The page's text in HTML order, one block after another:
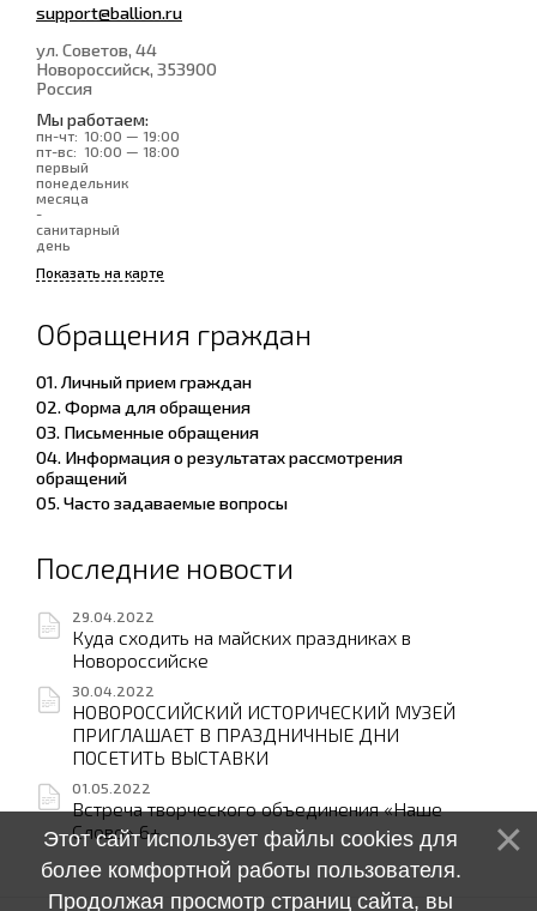
support@ballion.ru
ул. Советов, 44
Новороссийск, 353900
Россия
Мы работаем:
пн-чт: 10:00 — 19:00
пт-вс: 10:00 — 18:00
первый
понедельник
месяца
-
санитарный
день
Показать на карте
Обращения граждан
01. Личный прием граждан
02. Форма для обращения
03. Письменные обращения
04. Информация о результатах рассмотрения
обращений
05. Часто задаваемые вопросы
Последние новости
29.04.2022
Куда сходить на майских праздниках в
Новороссийске
30.04.2022
НОВОРОССИЙСКИЙ ИСТОРИЧЕСКИЙ МУЗЕЙ
ПРИГЛАШАЕТ В ПРАЗДНИЧНЫЕ ДНИ
ПОСЕТИТЬ ВЫСТАВКИ
01.05.2022
Встреча творческого объединения «Наше
Слово» 6+
Этот сайт использует файлы cookies для
более комфортной работы пользователя.
Продолжая просмотр страниц сайта, вы